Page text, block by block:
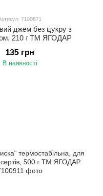
7100871
джем без цукру з
210 г ТМ ЯГОДАР
135 грн
В наявності